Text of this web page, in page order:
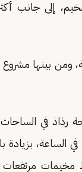
ومن بينها
شرح عن مشروع استبدال أعمدة الرذاذ